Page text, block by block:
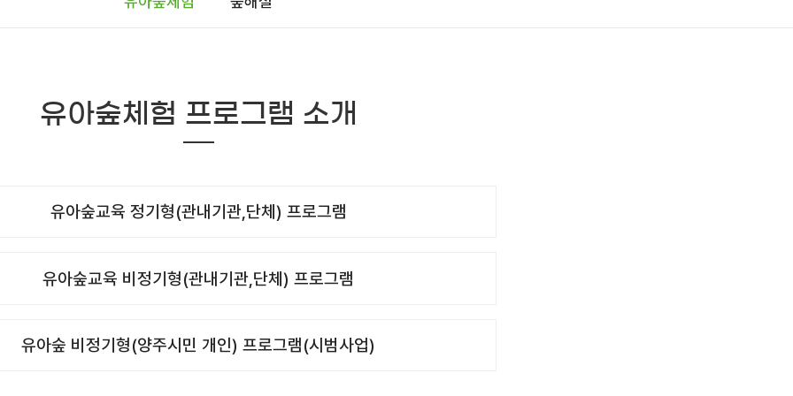
유아숲체험 프로그램 소개
유아숲교육 정기형(관내기관,단체) 프로그램
유아숲교육 비정기형(관내기관,단체) 프로그램
유아숲 비정기형(양주시민 개인) 프로그램(시범사업)